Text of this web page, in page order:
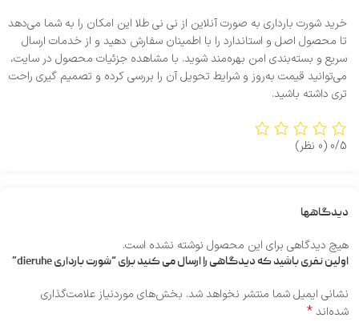
خرید شورت بارداری به‌ صورت آنلاین از نی‌ نی طلا این امکان را به شما می‌دهد
تا محصول اصل و استاندارد را با اطمینان سفارش دهید و از خدمات ارسال
سریع و بسته‌بندی امن بهره‌مند شوید. با مشاهده جزئیات محصول در سایت،
می‌توانید قیمت به‌روز و شرایط تحویل آن را بررسی کرده و تصمیم‌ گیری راحت‌
تری داشته باشید.
0/5 (0 نظر)
دیدگاهها
هیچ دیدگاهی برای این محصول نوشته نشده است.
اولین نفری باشید که دیدگاهی را ارسال می کنید برای “شورت بارداری dieruhe”
نشانی ایمیل شما منتشر نخواهد شد. بخش‌های موردنیاز علامت‌گذاری
شده‌اند*